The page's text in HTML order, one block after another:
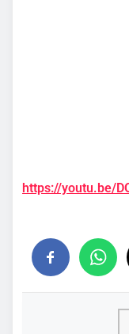
https://youtu.be/